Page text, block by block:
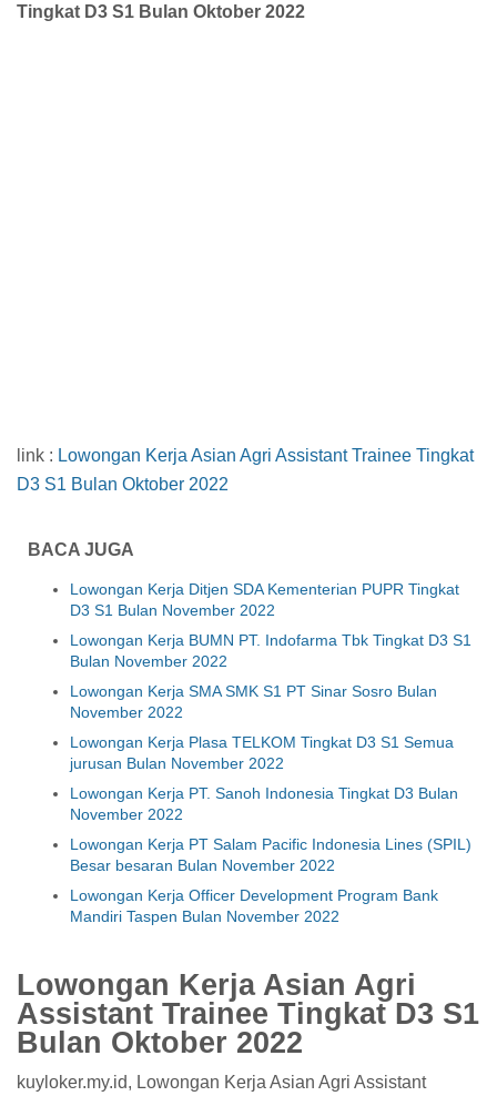
Tingkat D3 S1 Bulan Oktober 2022
link : Lowongan Kerja Asian Agri Assistant Trainee Tingkat
D3 S1 Bulan Oktober 2022
BACA JUGA
Lowongan Kerja Ditjen SDA Kementerian PUPR Tingkat
D3 S1 Bulan November 2022
Lowongan Kerja BUMN PT. Indofarma Tbk Tingkat D3 S1
Bulan November 2022
Lowongan Kerja SMA SMK S1 PT Sinar Sosro Bulan
November 2022
Lowongan Kerja Plasa TELKOM Tingkat D3 S1 Semua
jurusan Bulan November 2022
Lowongan Kerja PT. Sanoh Indonesia Tingkat D3 Bulan
November 2022
Lowongan Kerja PT Salam Pacific Indonesia Lines (SPIL)
Besar besaran Bulan November 2022
Lowongan Kerja Officer Development Program Bank
Mandiri Taspen Bulan November 2022
Lowongan Kerja Asian Agri
Assistant Trainee Tingkat D3 S1
Bulan Oktober 2022
kuyloker.my.id, Lowongan Kerja Asian Agri Assistant